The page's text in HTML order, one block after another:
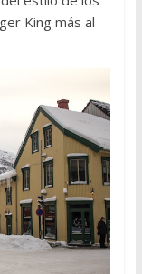
King más al